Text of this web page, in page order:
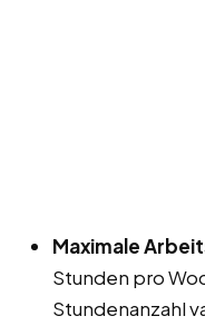
Maximale
Stunden pro
Stundenanzahl